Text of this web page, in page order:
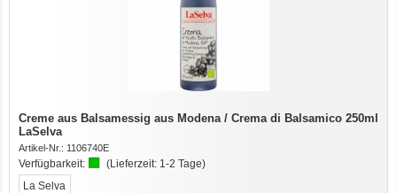
Creme aus Balsamessig aus Modena / Crema di Balsamico 250ml
LaSelva
Artikel-Nr.: 1106740E
Verfügbarkeit: (Lieferzeit: 1-2 Tage)
La Selva